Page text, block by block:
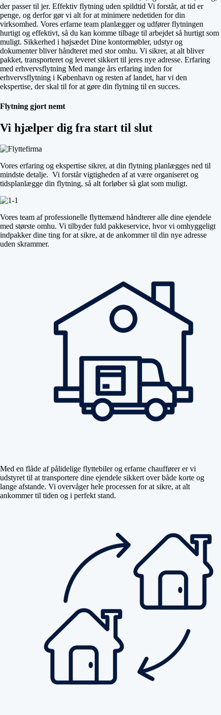
der passer til jer. Effektiv flytning uden spildtid Vi forstår, at tid er
penge, og derfor gør vi alt for at minimere nedetiden for din
virksomhed. Vores erfarne team planlægger og udfører flytningen
hurtigt og effektivt, så du kan komme tilbage til arbejdet så hurtigt som
muligt. Sikkerhed i højsædet Dine kontormøbler, udstyr og
dokumenter bliver håndteret med stor omhu. Vi sikrer, at alt bliver
pakket, transporteret og leveret sikkert til jeres nye adresse. Erfaring
med erhvervsflytning Med mange års erfaring inden for
erhvervsflytning i København og resten af landet, har vi den
ekspertise, der skal til for at gøre din flytning til en succes.
Flytning gjort nemt
Vi hjælper dig fra start til slut
Vores erfaring og ekspertise sikrer, at din flytning planlægges ned til
mindste detalje. Vi forstår vigtigheden af at være organiseret og
tidsplanlægge din flytning, så alt forløber så glat som muligt.
Vores team af professionelle flyttemænd håndterer alle dine ejendele
med største omhu. Vi tilbyder fuld pakkeservice, hvor vi omhyggeligt
indpakker dine ting for at sikre, at de ankommer til din nye adresse
uden skrammer.
Med en flåde af pålidelige flyttebiler og erfarne chauffører er vi
udstyret til at transportere dine ejendele sikkert over både korte og
lange afstande. Vi overvåger hele processen for at sikre, at alt
ankommer til tiden og i perfekt stand.